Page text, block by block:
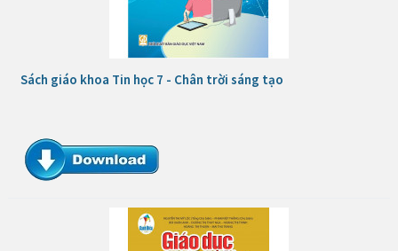
Sách giáo khoa Tin học 7 - Chân trời sáng tạo